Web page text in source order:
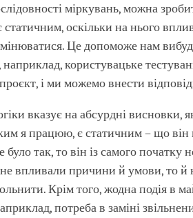
міркувань, можна
оскільки на нього
Це допоможе нам
користувацьке
і ми можемо внести
вказує на абсурдні висновки,
я працюю, є статичним – що
так, то він із самого початку
впливали причини й умови, то й
Крім того, жодна подія в
потреба в заміні